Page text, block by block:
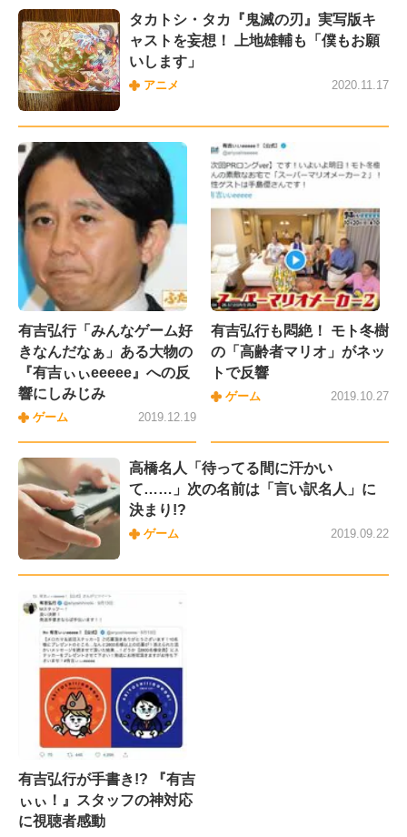
タカトシ・タカ『鬼滅の刃』実写版キ
ャストを妄想！ 上地雄輔も「僕もお願
いします」
アニメ 2020.11.17
有吉弘行「みんなゲーム好
きなんだなぁ」ある大物の
『有吉ぃぃeeeee』への反
響にしみじみ
ゲーム 2019.12.19
有吉弘行も悶絶！ モト冬樹
の「高齢者マリオ」がネッ
トで反響
ゲーム 2019.10.27
高橋名人「待ってる間に汗かい
て……」次の名前は「言い訳名人」に
決まり!?
ゲーム 2019.09.22
有吉弘行が手書き!? 『有吉
ぃぃ！』スタッフの神対応
に視聴者感動